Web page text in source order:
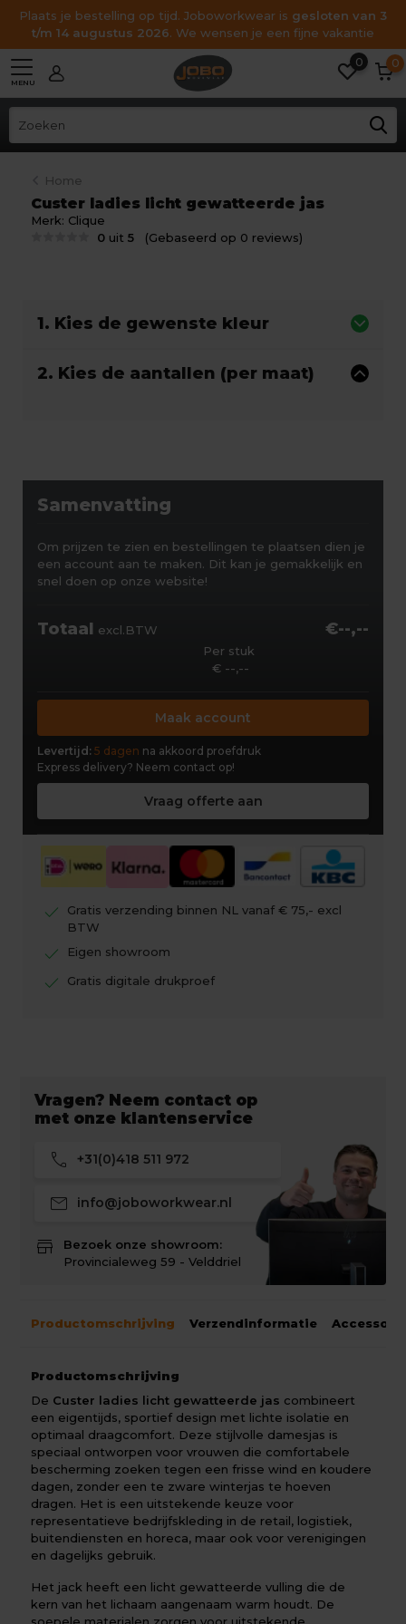
Plaats je bestelling op tijd. Joboworkwear is gesloten van 3
t/m 14 augustus 2026. We wensen je een fijne vakantie
MENU
0 0
Home
Custer ladies licht gewatteerde jas
Merk: Clique
0 uit5 (Gebaseerd op 0 reviews)
1. Kies de gewenste kleur
2. Kies de aantallen (per maat)
Samenvatting
Om prijzen te zien en bestellingen te plaatsen dien je
een account aan te maken. Dit kan je gemakkelijk en
snel doen op onze website!
Totaal excl.BTW €--,--
Per stuk
€ --,--
Maak account
Levertijd: 5 dagen na akkoord proefdruk
Express delivery? Neem contact op!
Vraag offerte aan
check
Gratis verzending binnen NL vanaf € 75,- excl
BTW
check Eigen showroom
check Gratis digitale drukproef
Vragen? Neem contact op
met onze klantenservice
call +31(0)418 511 972
mail info@joboworkwear.nl
store
Bezoek onze showroom:
Provincialeweg 59 - Velddriel
Productomschrijving Verzendinformatie
Productomschrijving
De Custer ladies licht gewatteerde jas combineert
een eigentijds, sportief design met lichte isolatie en
optimaal draagcomfort. Deze stijlvolle damesjas is
speciaal ontworpen voor vrouwen die comfortabele
bescherming zoeken tegen een frisse wind en koudere
dagen, zonder een te zware winterjas te hoeven
dragen. Het is een uitstekende keuze voor
representatieve bedrijfskleding in de retail, logistiek,
buitendiensten en horeca, maar ook voor verenigingen
en dagelijks gebruik.
Het jack heeft een licht gewatteerde vulling die de
kern van het lichaam aangenaam warm houdt. De
soepele materialen zorgen voor uitstekende